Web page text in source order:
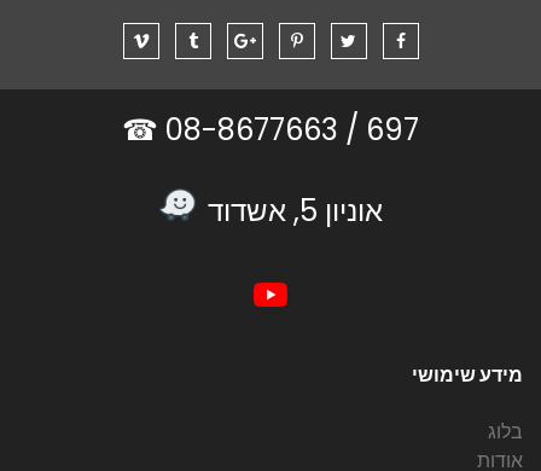
697 /
אוניון 5, אשדוד
מידע שימושי
בלוג
אודות